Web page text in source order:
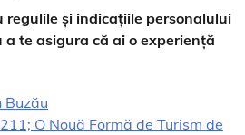
regulile și indicațiile personalului
te asigura că ai o experiență
Buzău
O Nouă Formă de Turism de